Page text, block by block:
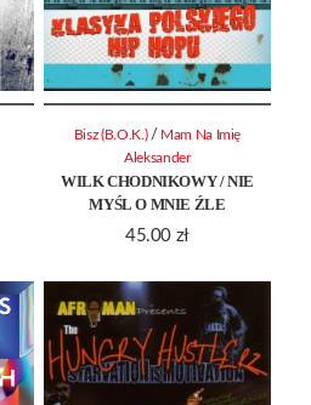
WILK CHODNIKOWY / NIE
MYŚL O MNIE ŹLE
45.00 zł
Bisz (B.O.K.) / Mam Na Imię
Aleksander